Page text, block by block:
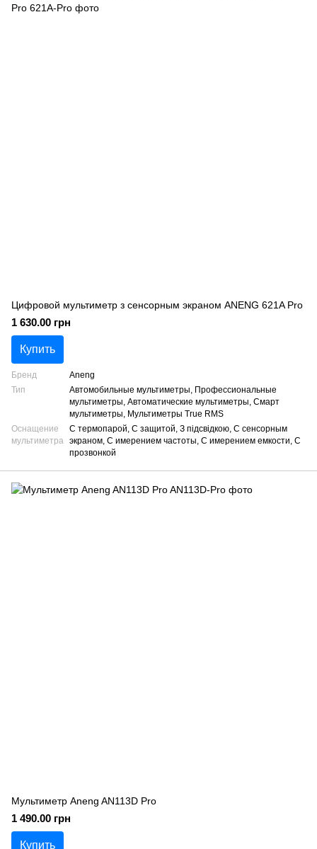
Цифровой мультиметр з сенсорным экраном ANENG 621A Pro
1 630.00 грн
Купить
Бренд
Aneng
Тип
Автомобильные мультиметры, Профессиональные
мультиметры, Автоматические мультиметры, Смарт
мультиметры, Мультиметры True RMS
Оснащение
мультиметра
С термопарой, С защитой, З підсвідкою, С сенсорным
экраном, С имерением частоты, С имерением емкости, С
прозвонкой
Мультиметр Aneng AN113D Pro
1 490.00 грн
Купить